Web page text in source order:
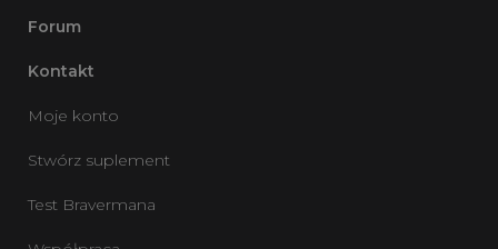
Forum
Kontakt
Moje konto
Stwórz suplement
Test Bravermana